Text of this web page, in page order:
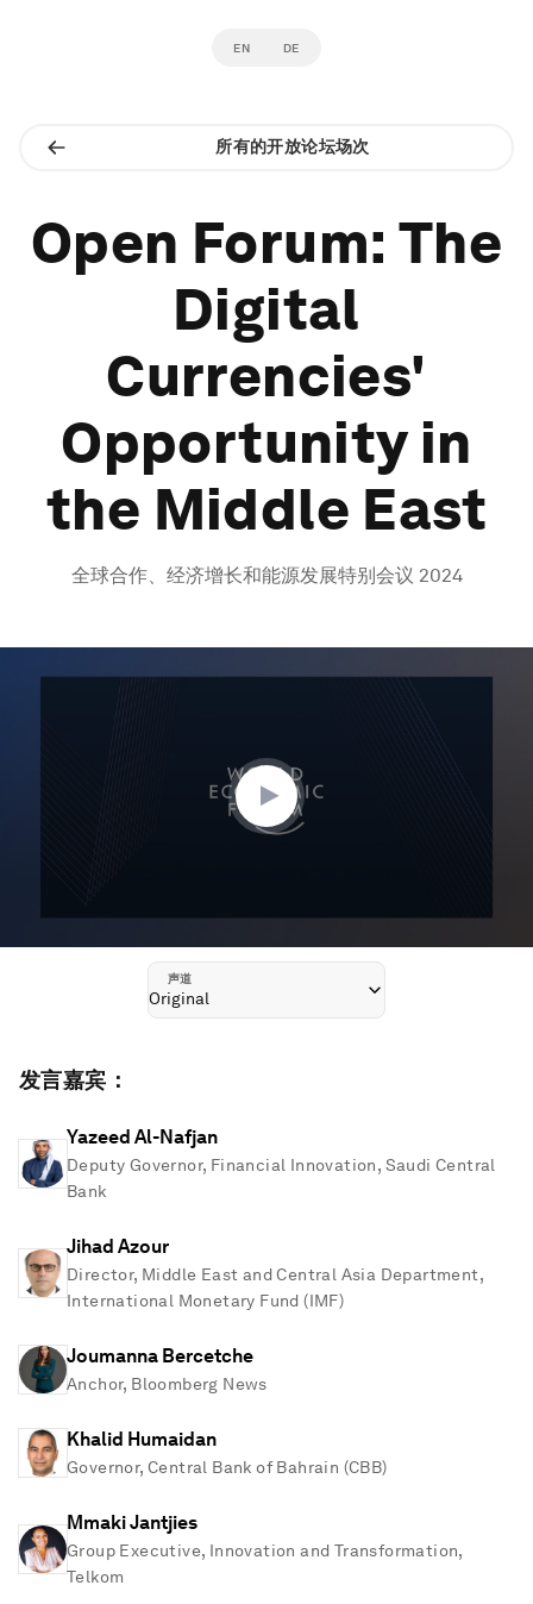
EN DE
所有的开放论坛场次
Open Forum: The
Digital
Currencies'
Opportunity in
the Middle East
全球合作、经济增长和能源发展特别会议 2024
seconds
声道
Original
发言嘉宾：
Yazeed Al-Nafjan
Deputy Governor, Financial Innovation, Saudi Central
Bank
Jihad Azour
Director, Middle East and Central Asia Department,
International Monetary Fund (IMF)
Joumanna Bercetche
Anchor, Bloomberg News
Khalid Humaidan
Governor, Central Bank of Bahrain (CBB)
Mmaki Jantjies
Group Executive, Innovation and Transformation,
Telkom